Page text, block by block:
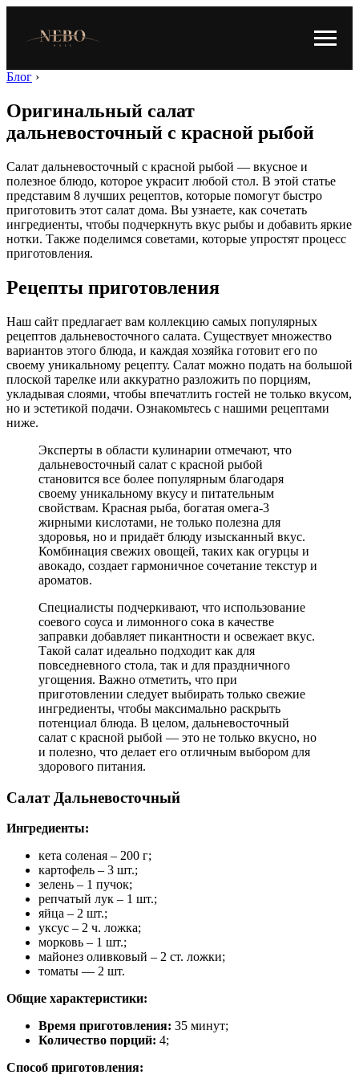
Блог ›
Оригинальный салат
дальневосточный с красной рыбой
Салат дальневосточный с красной рыбой — вкусное и
полезное блюдо, которое украсит любой стол. В этой статье
представим 8 лучших рецептов, которые помогут быстро
приготовить этот салат дома. Вы узнаете, как сочетать
ингредиенты, чтобы подчеркнуть вкус рыбы и добавить яркие
нотки. Также поделимся советами, которые упростят процесс
приготовления.
Рецепты приготовления
Наш сайт предлагает вам коллекцию самых популярных
рецептов дальневосточного салата. Существует множество
вариантов этого блюда, и каждая хозяйка готовит его по
своему уникальному рецепту. Салат можно подать на большой
плоской тарелке или аккуратно разложить по порциям,
укладывая слоями, чтобы впечатлить гостей не только вкусом,
но и эстетикой подачи. Ознакомьтесь с нашими рецептами
ниже.
Эксперты в области кулинарии отмечают, что
дальневосточный салат с красной рыбой
становится все более популярным благодаря
своему уникальному вкусу и питательным
свойствам. Красная рыба, богатая омега-3
жирными кислотами, не только полезна для
здоровья, но и придаёт блюду изысканный вкус.
Комбинация свежих овощей, таких как огурцы и
авокадо, создает гармоничное сочетание текстур и
ароматов.
Специалисты подчеркивают, что использование
соевого соуса и лимонного сока в качестве
заправки добавляет пикантности и освежает вкус.
Такой салат идеально подходит как для
повседневного стола, так и для праздничного
угощения. Важно отметить, что при
приготовлении следует выбирать только свежие
ингредиенты, чтобы максимально раскрыть
потенциал блюда. В целом, дальневосточный
салат с красной рыбой — это не только вкусно, но
и полезно, что делает его отличным выбором для
здорового питания.
Салат Дальневосточный
Ингредиенты:
кета соленая – 200 г;
картофель – 3 шт.;
зелень – 1 пучок;
репчатый лук – 1 шт.;
яйца – 2 шт.;
уксус – 2 ч. ложка;
морковь – 1 шт.;
майонез оливковый – 2 ст. ложки;
томаты — 2 шт.
Общие характеристики:
Время приготовления: 35 минут;
Количество порций: 4;
Способ приготовления: